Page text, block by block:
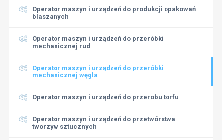
Operator maszyn i urządzeń do produkcji opakowań
blaszanych
Operator maszyn i urządzeń do przeróbki
mechanicznej rud
Operator maszyn i urządzeń do przeróbki
mechanicznej węgla
Operator maszyn i urządzeń do przerobu torfu
Operator maszyn i urządzeń do przetwórstwa
tworzyw sztucznych